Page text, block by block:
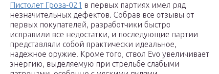
Пистолет Гроза-021 в первых партиях имел ряд
незначительных дефектов. Собрав все отзывы от
первых покупателей, разработчики быстро
исправили все недостатки, и последующие партии
представляли собой практически идеальное,
надежное оружие. Кроме того, ствол Evo увеличивает
энергию, выделяемую при стрельбе слабыми